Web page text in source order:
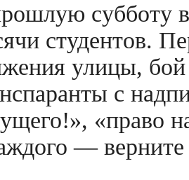
субботу
студентов.
улицы, бой
с
«право
—